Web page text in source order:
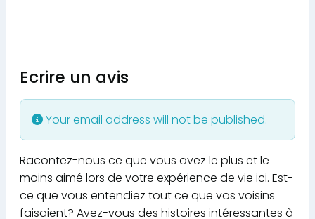
Ecrire un avis
Your email address will not be published.
Racontez-nous ce que vous avez le plus et le
moins aimé lors de votre expérience de vie ici. Est-
ce que vous entendiez tout ce que vos voisins
faisaient? Avez-vous des histoires intéressantes à